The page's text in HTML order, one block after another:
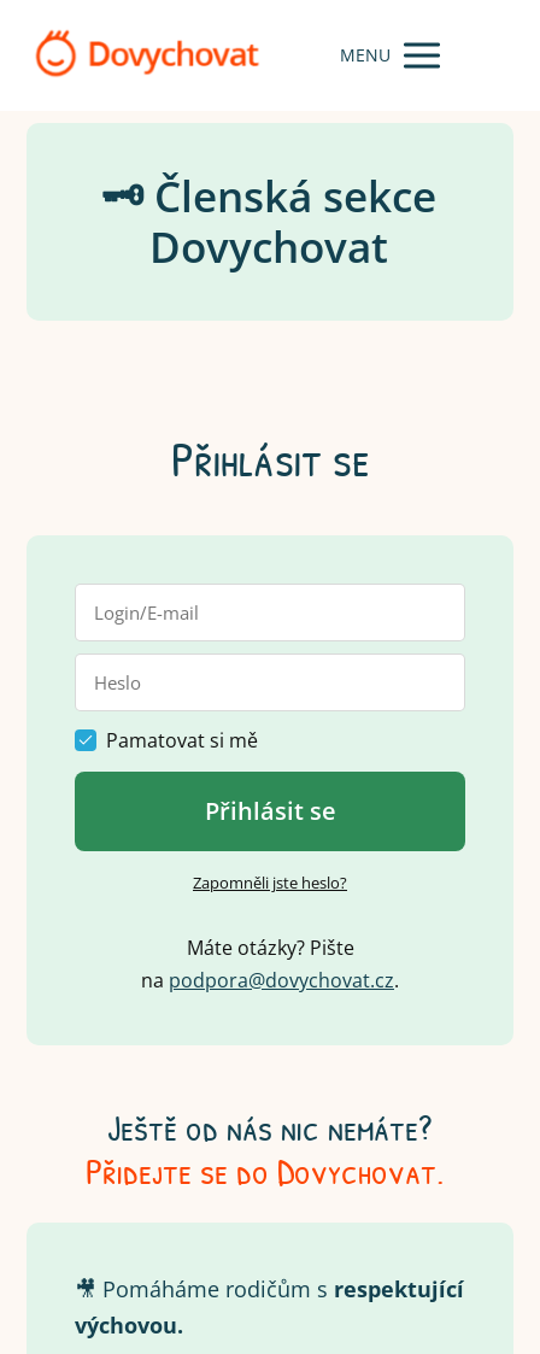
MENU
🗝️ Členská sekce
Dovychovat
Přihlásit se
Pamatovat si mě
Přihlásit se
Zapomněli jste heslo?
Máte otázky? Pište
na podpora@dovychovat.cz.
Ještě od nás nic nemáte?
Přidejte se do Dovychovat.
🎥 Pomáháme rodičům s respektující
výchovou.